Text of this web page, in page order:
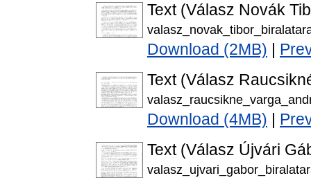
Text (Válasz Novák
Download (2MB)
Text (Válasz
Download (4MB)
Text (Válasz Újvári